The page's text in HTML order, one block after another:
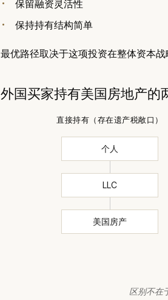
保留融资灵活性
保持持有结构简单
最优路径取决于这项投资在整体资本
外国买家持有美国房地产的
直接持有（存在遗产税敞口）
个人
LLC
美国房产
区别不在